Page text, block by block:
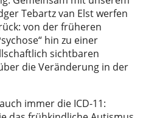
Tebartz van Elst werfen
von der früheren
hin zu einer
sichtbaren
die Veränderung in der
immer die ICD-11: